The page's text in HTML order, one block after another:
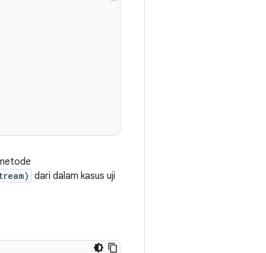
dari dalam kasus uji